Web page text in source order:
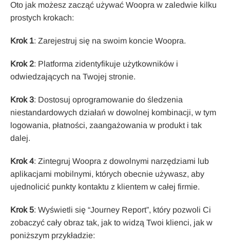
Oto jak możesz zacząć używać Woopra w zaledwie kilku
prostych krokach:
Krok 1: Zarejestruj się na swoim koncie Woopra.
Krok 2: Platforma zidentyfikuje użytkowników i
odwiedzających na Twojej stronie.
Krok 3: Dostosuj oprogramowanie do śledzenia
niestandardowych działań w dowolnej kombinacji, w tym
logowania, płatności, zaangażowania w produkt i tak
dalej.
Krok 4: Zintegruj Woopra z dowolnymi narzędziami lub
aplikacjami mobilnymi, których obecnie używasz, aby
ujednolicić punkty kontaktu z klientem w całej firmie.
Krok 5: Wyświetli się “Journey Report”, który pozwoli Ci
zobaczyć cały obraz tak, jak to widzą Twoi klienci, jak w
poniższym przykładzie: